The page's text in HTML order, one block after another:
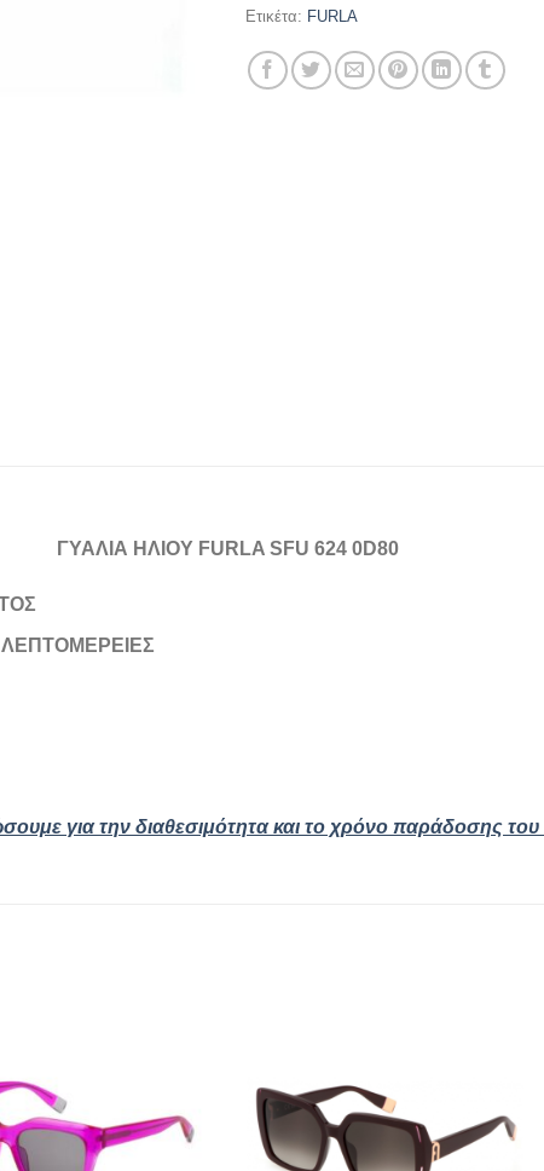
Ετικέτα: FURLA
ΓΥΑΛΙΑ ΗΛΙΟΥ FURLA SFU 624 0D80
για την διαθεσιμότητα και το χρόνο παράδοσης